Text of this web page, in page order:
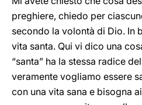
preghiere, chiedo per
secondo la volontà di Dio. In
vita santa. Qui vi dico una
“santa” ha la stessa radice
veramente vogliamo essere
con una vita sana e bisogna